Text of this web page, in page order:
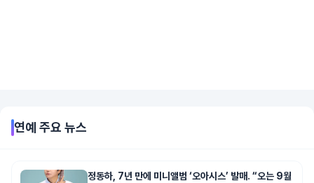
연예 주요 뉴스
정동하, 7년 만에 미니앨범 ‘오아시스’ 발매. “오는 9월